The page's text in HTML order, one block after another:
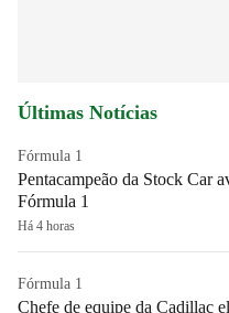
Últimas Notícias
Fórmula 1
Pentacampeão da Stock Car
Fórmula 1
Há 4 horas
Fórmula 1
Chefe de equipe da Cadillac